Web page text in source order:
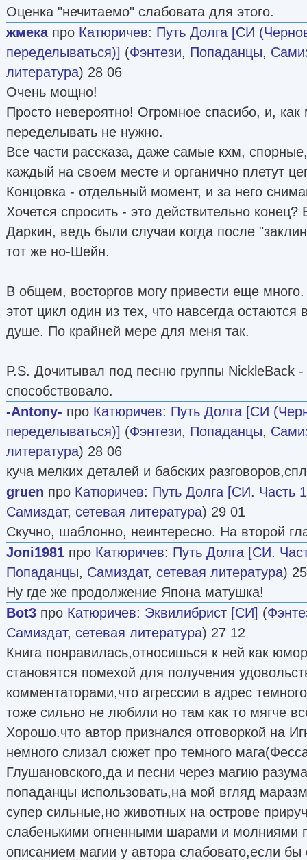
Оценка "нечитаемо" слабовата для этого.
жмекапро Катюричев: Путь Долга [СИ
переделываться)] (Фэнтези, Попаданцы,
литература) 28 06
Очень мощно!
Просто невероятно! Огромное спасибо, и, как
переделывать не нужно.
Все части рассказа, даже самые кхм,
каждый на своем месте и органично плетут
Концовка - отдельный момент, и за него
Хочется спросить - это действительно
Даркин, ведь были случаи когда после
тот же но-Шейн.
В общем, восторгов могу привести еще
этот цикл один из тех, что навсегда
душе. По крайней мере для меня так.
P.S. Дочитывал под песню группы NickleBack
способствовало.
-Antony- про Катюричев: Путь Долга [СИ
переделываться)] (Фэнтези, Попаданцы,
литература) 28 06
куча мелких деталей и бабских
gruen про Катюричев: Путь Долга [СИ. Часть
Самиздат, сетевая литература) 29 01
Скучно, шаблонно, неинтересно. На второй
Joni1981 про Катюричев: Путь Долга [СИ.
Попаданцы, Самиздат, сетевая литература)
Ну где же продолжение Япона матушка!
Bot3 про Катюричев: Эквилибрист [СИ] (
Самиздат, сетевая литература) 27 12
Книга понравилась,относишься к ней как
становятся помехой для получения
комментаторами,что агрессии в адрес
тоже сильно не любили но там как то мягче
Хорошо.что автор признался отговоркой на
немного слизал сюжет про темного
Глушановского,да и песни через магию
попаданцы использовать,на мой вгляд
супер сильные,но животных на острове
слабенькими огненными шарами и молниями
описанием магии у автора слабовато,если бы